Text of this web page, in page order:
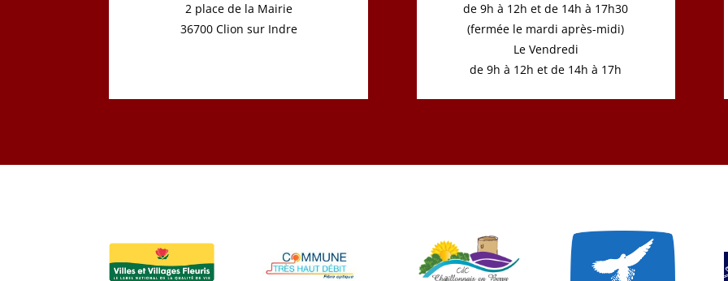
2 place de la Mairie
36700 Clion sur Indre
de 9h à 12h et de 14h à 17h30
(fermée le mardi après-midi)
Le Vendredi
de 9h à 12h et de 14h à 17h